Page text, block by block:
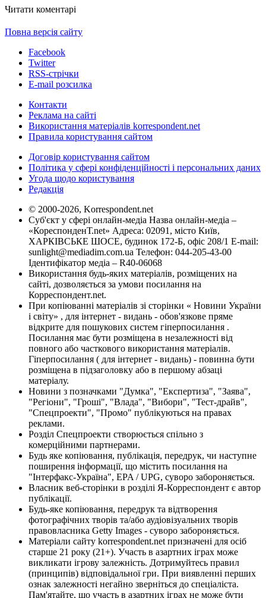
Читати коментарі
Повна версія сайту
Facebook
Twitter
RSS-стрічки
E-mail розсилка
Контакти
Реклама на сайті
Використання матеріалів korrespondent.net
Правила користування сайтом
Договір користування сайтом
Політика у сфері конфіденційності і персональних даних
Угода щодо користування
Редакція
© 2000-2026, Korrespondent.net
Суб'єкт у сфері онлайн-медіа Назва онлайн-медіа –
«КореспонденТ.net» Адреса: 02091, місто Київ,
ХАРКІВСЬКЕ ШОСЕ, будинок 172-Б, офіс 208/1 E-mail:
sunlight@mediadim.com.ua Телефон: 044-205-43-00
Ідентифікатор медіа – R40-06068
Використання будь-яких матеріалів, розміщених на
сайті, дозволяється за умови посилання на
Корреспондент.net.
При копіюванні матеріалів зі сторінки « Новини України
і світу» , для інтернет - видань - обов'язкове пряме
відкрите для пошукових систем гіперпосилання .
Посилання має бути розміщена в незалежності від
повного або часткового використання матеріалів.
Гіперпосилання ( для інтернет - видань) - повинна бути
розміщена в підзаголовку або в першому абзаці
матеріалу.
Новини з позначками "Думка", "Експертиза", "Заява",
"Регіони", "Гроші", "Влада", "Вибори", "Тест-драйв",
"Спецпроекти", "Промо" публікуються на правах
реклами.
Розділ Спецпроекти створюється спільно з
комерційними партнерами.
Будь яке копіювання, публікація, передрук, чи наступне
поширення інформації, що містить посилання на
"Інтерфакс-Україна", EPA / UPG, суворо забороняється.
Власник веб-сторінки в розділі Я-Корреспондент є автор
публікації.
Будь-яке копіювання, передрук та відтворення
фотографічних творів та/або аудіовізуальних творів
правовласника Getty Images - суворо забороняється.
Матеріали сайту korrespondent.net призначені для осіб
старше 21 року (21+). Участь в азартних іграх може
викликати ігрову залежність. Дотримуйтесь правил
(принципів) відповідальної гри. При виявленні перших
ознак залежності негайно зверніться до спеціаліста.
Пам'ятайте, що участь в азартних іграх не може бути